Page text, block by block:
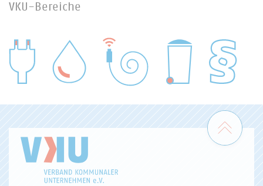
VKU-Bereiche
WASSER/ABWASSER
Zum